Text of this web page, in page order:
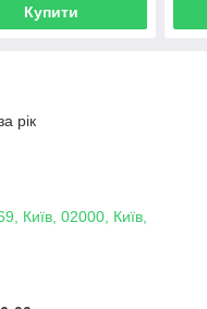
Купити
рік
Київ, 02000, Київ,